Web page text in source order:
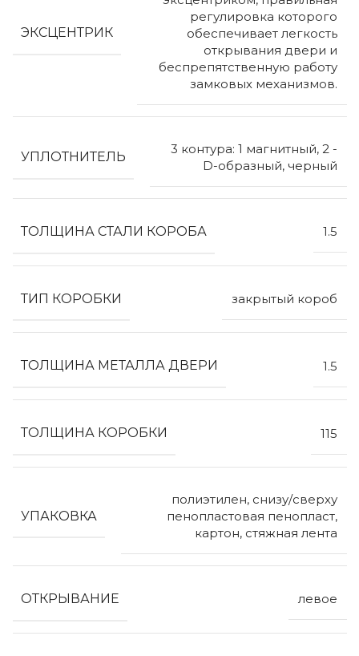
ЭКСЦЕНТРИК
регулировка которого
обеспечивает легкость
открывания двери и
беспрепятственную работу
замковых механизмов.
УПЛОТНИТЕЛЬ
3 контура: 1 магнитный, 2 -
D-образный, черный
ТОЛЩИНА СТАЛИ КОРОБА 1.5
ТИП КОРОБКИ закрытый короб
ТОЛЩИНА МЕТАЛЛА ДВЕРИ 1.5
ТОЛЩИНА КОРОБКИ 115
УПАКОВКА
полиэтилен, снизу/сверху
пенопластовая пенопласт,
картон, стяжная лента
ОТКРЫВАНИЕ левое